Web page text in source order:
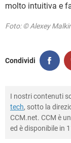
molto intuitiva e
Foto: © Alexey
Condividi
I nostri contenuti
tech, sotto la
CCM.net. CCM è
ed è disponibile in